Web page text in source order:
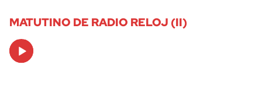
MATUTINO DE RADIO RELOJ (II)
Audio
Player